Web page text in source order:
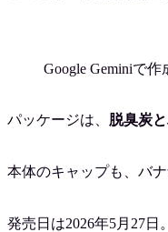
Google Geminiで
パッケージは、 脱臭炭
本体のキャップも、バ
発売日は2026年5月27